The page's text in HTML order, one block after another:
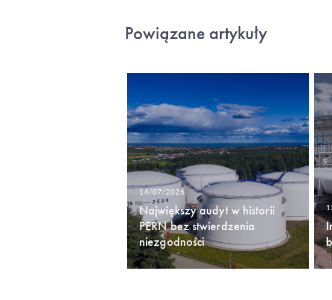
Powiązane artykuły
14/07/2026
Największy audyt w historii
PERN bez stwierdzenia
niezgodności